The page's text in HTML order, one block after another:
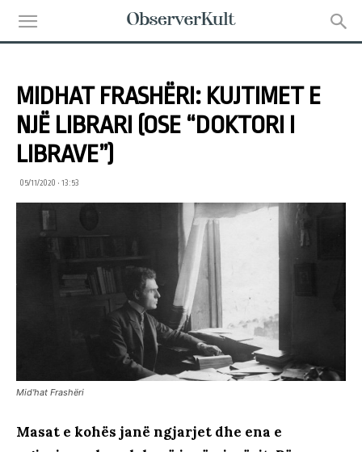
MIDHAT FRASHËRI: KUJTIMET E
NJË LIBRARI (OSE “DOKTORI I
LIBRAVE”)
05/11/2020 • 13:53
Mid'hat Frashëri
Masat e kohës janë ngjarjet dhe ena e